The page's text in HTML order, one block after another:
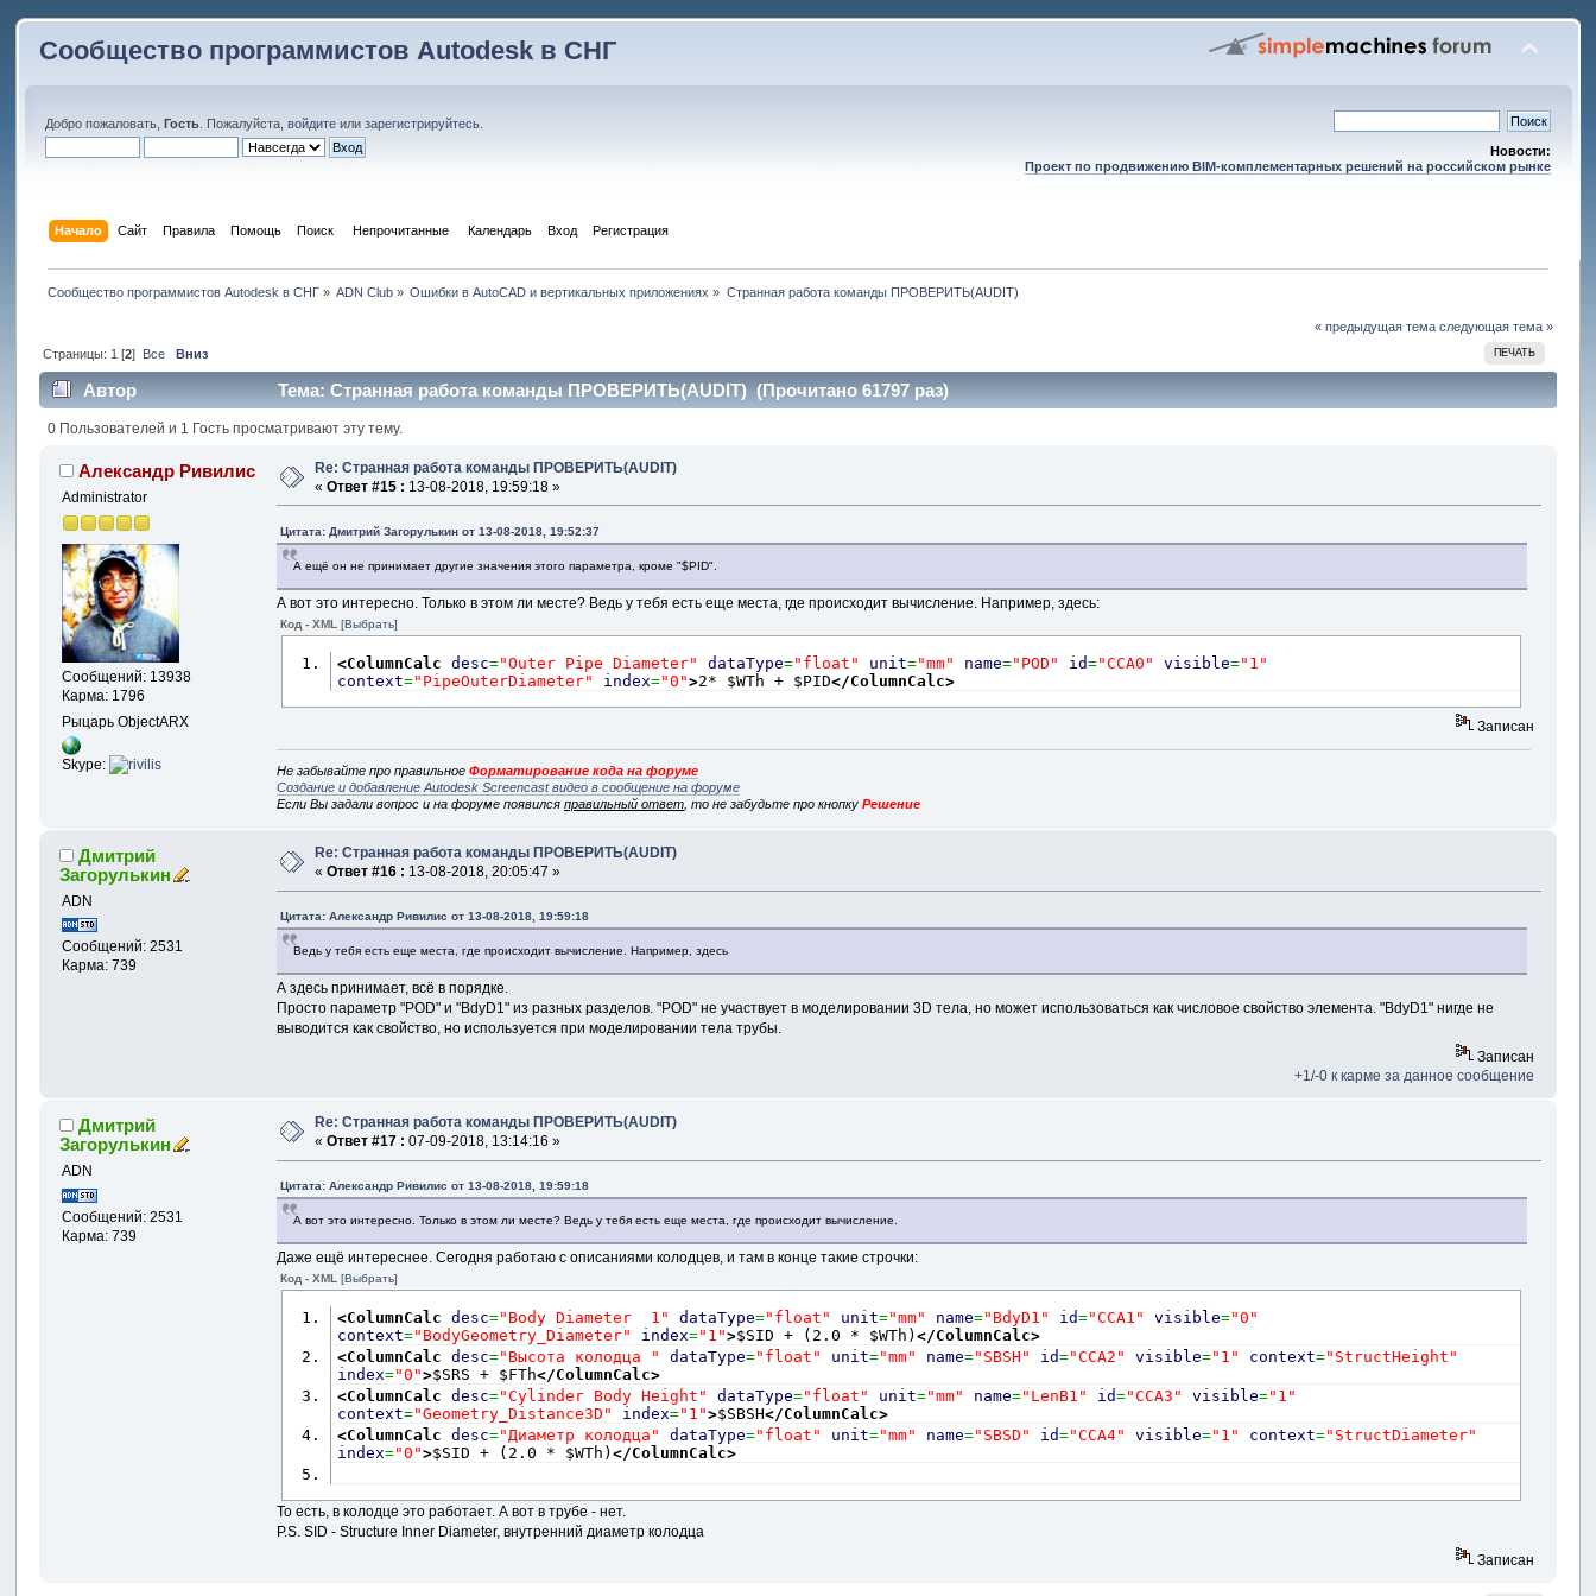
Сообщество программистов Autodesk в СНГ
Добро пожаловать,Гость . Пожалуйста,войдите илизарегистрируйтесь
Новости:
Проект по продвижению BIM-комплементарных решений на российском рынке
Начало Сайт Правила Помощь Поиск Непрочитанные Календарь Вход Регистрация
Сообщество программистов Autodesk в СНГ» ADN Club » Ошибки в AutoCAD и вертикальных приложениях » Странная работа команды ПРОВЕРИТЬ(AUDIT)
« предыдущая тема следующая тема »
ПЕЧАТЬ
Страницы: 1 [2] Все Вниз
Автор Тема: Странная работа команды ПРОВЕРИТЬ(AUDIT) (Прочитано 61797 раз)
0 Пользователей и 1 Гость просматривают эту тему.
Александр Ривилис
Administrator
Сообщений: 13938
Карма: 1796
Рыцарь ObjectARX
Skype:
Re: Странная работа команды ПРОВЕРИТЬ(AUDIT)
«Ответ #15 : 13-08-2018, 19:59:18 »
Цитата: Дмитрий Загорулькин от 13-08-2018, 19:52:37
А ещё он не принимает другие значения этого параметра, кроме "$PID".
А вот это интересно. Только в этом ли месте? Ведь у тебя есть еще места, где происходит вычисление. Например, здесь:
Код - XML[Выбрать]
<ColumnCalc desc="Outer Pipe Diameter" dataType="float" unit="mm" name="POD" id="CCA0" visible="1"
context="PipeOuterDiameter" index="0">2* $WTh + $PID</ColumnCalc>
Записан
Не забывайте про правильноеФорматирование кода на форуме
Создание и добавление Autodesk Screencast видео в сообщение на форуме
Если Вы задали вопрос и на форуме появилсяправильный ответ , то не забудьте про кнопкуРешение
Дмитрий
Загорулькин
ADN
Сообщений: 2531
Карма: 739
Re: Странная работа команды ПРОВЕРИТЬ(AUDIT)
«Ответ #16 : 13-08-2018, 20:05:47 »
Цитата: Александр Ривилис от 13-08-2018, 19:59:18
Ведь у тебя есть еще места, где происходит вычисление. Например, здесь
А здесь принимает, всё в порядке.
Просто параметр "POD" и "BdyD1" из разных разделов. "POD" не участвует в моделировании 3D тела, но может использоваться как числовое свойство элемента. "BdyD1" нигде не
выводится как свойство, но используется при моделировании тела трубы.
Записан
+1/-0 к карме за данное сообщение
Дмитрий
Загорулькин
ADN
Сообщений: 2531
Карма: 739
Re: Странная работа команды ПРОВЕРИТЬ(AUDIT)
«Ответ #17 : 07-09-2018, 13:14:16 »
Цитата: Александр Ривилис от 13-08-2018, 19:59:18
А вот это интересно. Только в этом ли месте? Ведь у тебя есть еще места, где происходит вычисление.
Даже ещё интереснее. Сегодня работаю с описаниями колодцев, и там в конце такие строчки:
Код - XML[Выбрать]
<ColumnCalc desc="Body Diameter  1" dataType="float" unit="mm" name="BdyD1" id="CCA1" visible="0"
context="BodyGeometry_Diameter" index="1">$SID + (2.0 * $WTh)</ColumnCalc>
<ColumnCalc
desc="Высота колодца " dataType="float" unit="mm" name="SBSH" id="CCA2" visible="1" context="StructHeight"
index="0">$SRS + $FTh</ColumnCalc>
<ColumnCalc
desc="Cylinder Body Height" dataType="float" unit="mm" name="LenB1" id="CCA3" visible="1"
context="Geometry_Distance3D" index="1">$SBSH</ColumnCalc>
<ColumnCalc
desc="Диаметр колодца" dataType="float" unit="mm" name="SBSD" id="CCA4" visible="1" context="StructDiameter"
index="0">$SID + (2.0 * $WTh)</ColumnCalc>
То есть, в колодце это работает. А вот в трубе - нет.
P.S. SID - Structure Inner Diameter, внутренний диаметр колодца
Записан